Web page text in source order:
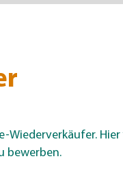
Wiederverkäufer.
bewerben.